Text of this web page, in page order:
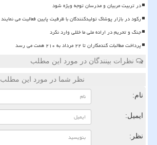
در تربیت مربیان و مدرسان توجه ویژه شود
رکود در بازار پوشاک تولیدکنندگان با ظرفیت پایین فعالیت می نمایند
جنگ و تحریم در اراده ملی ما خللی وارد نکرد
پرداخت مطالبات گندمکاران تا ۲۲ مرداد به ۲۱۰ همت می رسد
نظرات بینندگان در مورد این مطلب
نظر شما در مورد این مطلب
نام:
ایمیل:
نظر: